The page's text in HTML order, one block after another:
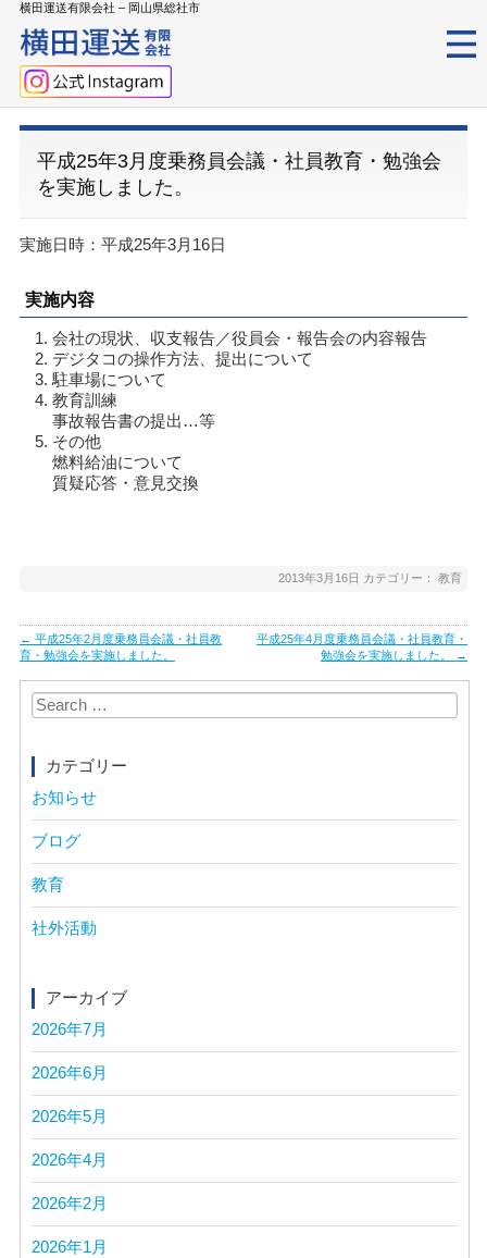
横田運送有限会社 – 岡山県総社市
平成25年3月度乗務員会議・社員教育・勉強会
を実施しました。
実施日時：平成25年3月16日
実施内容
会社の現状、収支報告／役員会・報告会の内容報告
デジタコの操作方法、提出について
駐車場について
教育訓練
事故報告書の提出…等
その他
燃料給油について
質疑応答・意見交換
2013年3月16日 カテゴリー：教育
Post
navigation
← 平成25年2月度乗務員会議・社員教
育・勉強会を実施しました。
平成25年4月度乗務員会議・社員教育・
勉強会を実施しました。
→
Search
for:
カテゴリー
お知らせ
ブログ
教育
社外活動
アーカイブ
2026年7月
2026年6月
2026年5月
2026年4月
2026年2月
2026年1月